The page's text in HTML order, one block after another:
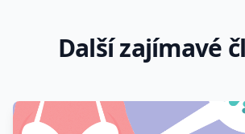
Další zajímavé